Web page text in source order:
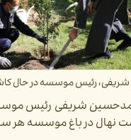
رئیس موسسه در حال
شریفی رئیس
نهال در باغ موسسه